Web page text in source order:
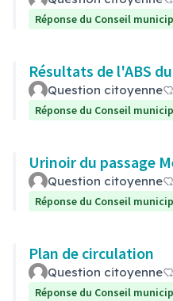
Réponse du Conseil
Résultats de l'ABS
Question citoyenne
Réponse du Conseil
Urinoir du passage
Question citoyenne
Réponse du Conseil
Plan de circulation
Question citoyenne
Réponse du Conseil